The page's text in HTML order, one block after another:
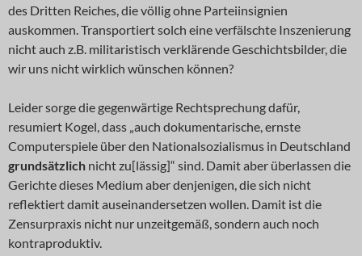
des Dritten Reiches, die völlig ohne Parteiinsignien
auskommen. Transportiert solch eine verfälschte Inszenierung
nicht auch z.B. militaristisch verklärende Geschichtsbilder, die
wir uns nicht wirklich wünschen können?
Leider sorge die gegenwärtige Rechtsprechung dafür,
resumiert Kogel, dass „auch dokumentarische, ernste
Computerspiele über den Nationalsozialismus in Deutschland
grundsätzlich nicht zu[lässig]“ sind. Damit aber überlassen die
Gerichte dieses Medium aber denjenigen, die sich nicht
reflektiert damit auseinandersetzen wollen. Damit ist die
Zensurpraxis nicht nur unzeitgemäß, sondern auch noch
kontraproduktiv.